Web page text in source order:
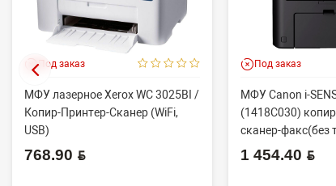
Под заказ
МФУ лазерное Xerox WC 3025BI /
Копир-Принтер-Сканер (WiFi,
USB)
768.90 BYN
Под заказ
МФУ Canon i-
(1418C030)
сканер-факс(без
1 454.40 BYN